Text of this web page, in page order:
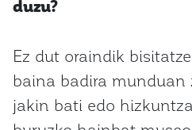
duzu?
Ez dut oraindik
baina badira munduan
jakin bati edo